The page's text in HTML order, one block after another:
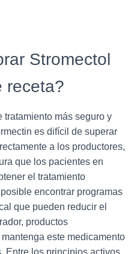
Stromectol
receta?
tratamiento más seguro y
es difícil de superar
a los productores,
que los pacientes en
el tratamiento
encontrar programas
que pueden reducir el
productos
este medicamento
Entre los principios activos